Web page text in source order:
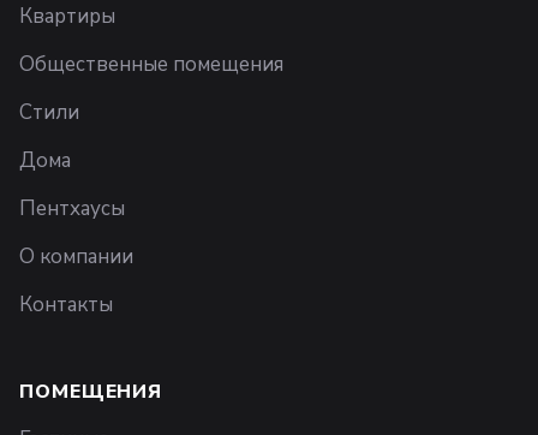
Квартиры
Общественные помещения
Стили
Дома
Пентхаусы
О компании
Контакты
ПОМЕЩЕНИЯ